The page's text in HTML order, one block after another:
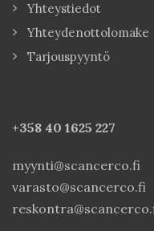
Yhteystiedot
Yhteydenottolomake
Tarjouspyyntö
+358 40 1625 227
myynti@scancerco.fi
varasto@scancerco.fi